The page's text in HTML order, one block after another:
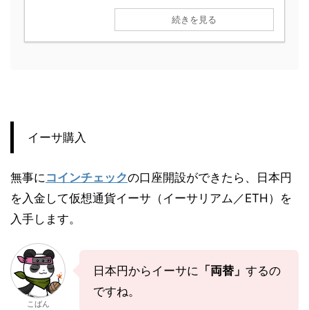
続きを見る
イーサ購入
無事にコインチェックの口座開設ができたら、日本円
を入金して仮想通貨イーサ（イーサリアム／ETH）を
入手します。
こばん
日本円からイーサに 「両替」 するの
ですね。